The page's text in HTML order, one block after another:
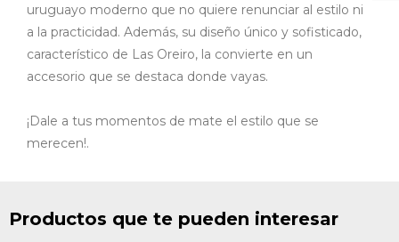
uruguayo moderno que no quiere renunciar al estilo ni
a la practicidad. Además, su diseño único y sofisticado,
característico de Las Oreiro, la convierte en un
accesorio que se destaca donde vayas.
¡Dale a tus momentos de mate el estilo que se
merecen!.
Productos que te pueden interesar